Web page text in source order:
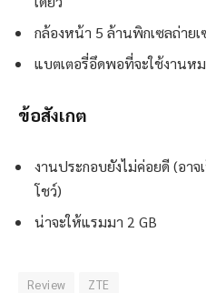
กล้องหน้า 5 ล้านพิกเซลถ่าย
แบตเตอรี่อึดพอที่จะใช้งานห
ข้อสังเกต
งานประกอบยังไม่ค่อยดี (อาจ
โชว์)
น่าจะให้แรมมา 2 GB
Review ZTE